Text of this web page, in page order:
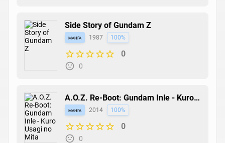
Side Story of Gundam Z
манга 1987 100%
0
0
A.O.Z. Re-Boot: Gundam Inle - Kuro
Usagi no Mita Yume
манга 2014 100%
0
0